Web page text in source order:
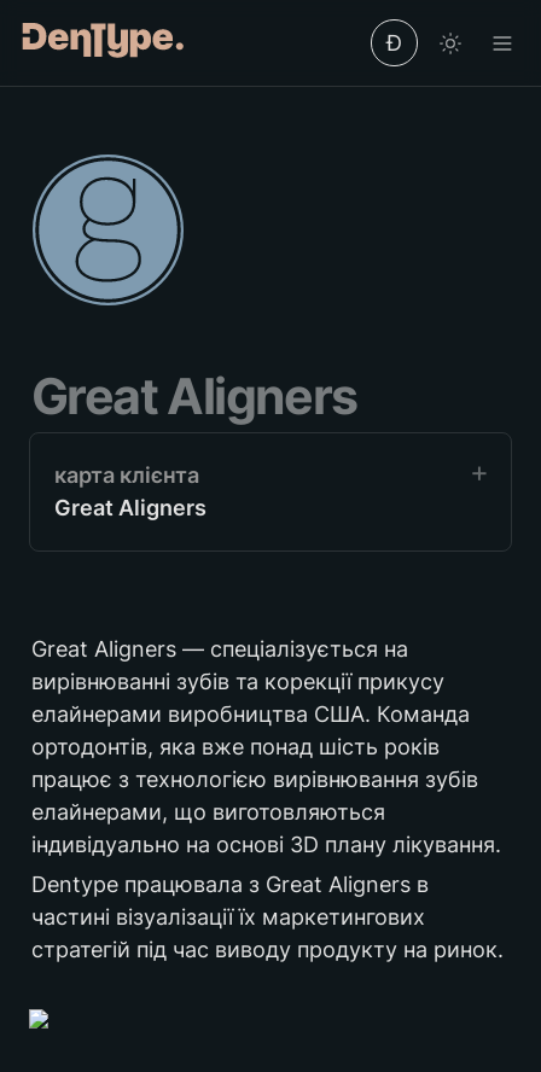
Ð
Great Aligners
Great Aligners
2021
B2С
естетична стоматологія
Great Aligners — спеціалізується на
вирівнюванні зубів та корекції прикусу
елайнерами виробництва США. Команда
ортодонтів, яка вже понад шість років
працює з технологією вирівнювання зубів
елайнерами, що виготовляються
індивідуально на основі 3D плану лікування.
Dentype працювала з Great Aligners в
частині візуалізації їх маркетингових
стратегій під час виводу продукту на ринок.